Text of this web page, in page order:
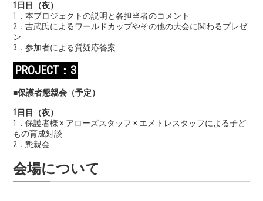
1日目（夜）
1．本プロジェクトの説明と各担当者のコメント
2．吉武氏によるワールドカップやその他の大会に関わるプレゼ
ン
3．参加者による質疑応答案
PROJECT：3
■保護者懇親会（予定）
1日目（夜）
1．保護者様 × アローズスタッフ × エメトレスタッフによる子ど
もの育成対談
2．懇親会
会場について